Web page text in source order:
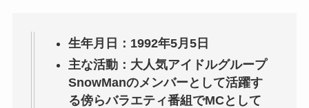
生年月日：1992年5月5日
主な活動：大人気アイドルグループ
SnowManのメンバーとして活躍す
る傍らバラエティ番組でMCとして